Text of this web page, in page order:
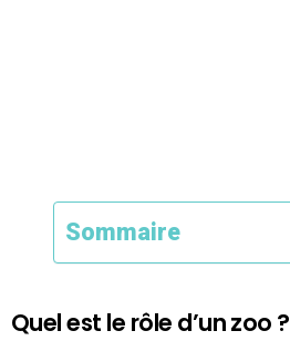
Sommaire
Quel est le rôle d’un zoo ?